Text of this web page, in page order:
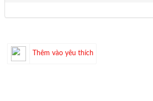
Thêm vào yêu thích